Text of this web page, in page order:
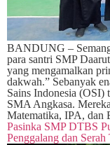
BANDUNG –
para santri SMP
yang mengamalkan
dakwah.” Sebanyak
Sains Indonesia (OSI)
SMA Angkasa.
Matematika, IPA,
Pasinka SMP DTBS
Penggalang dan Serah